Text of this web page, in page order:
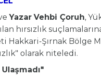
Yazar Vehbi Çoruh,
hırsızlık
Hakkari-Şırnak Bölge
olarak niteledi.